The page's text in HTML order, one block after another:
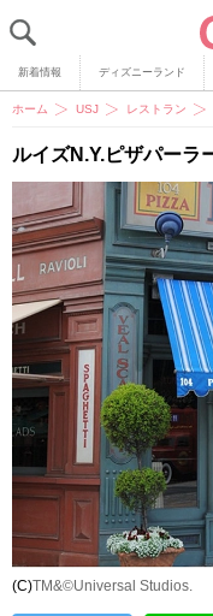
新着情報 ディズニーランド
ホーム USJ レストラン
ルイズN.Y.ピザパーラ
(C)TM&©Universal Studios.